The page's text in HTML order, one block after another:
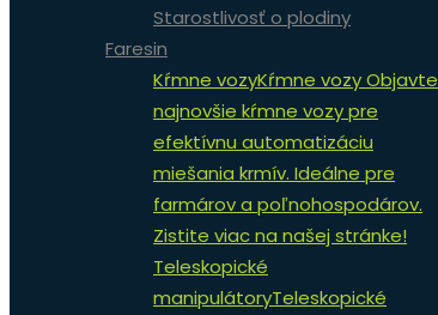
Starostlivosť o plodiny
Faresin
Kŕmne vozyKŕmne vozy Objavte
najnovšie kŕmne vozy pre
efektívnu automatizáciu
miešania krmív. Ideálne pre
farmárov a poľnohospodárov.
Zistite viac na našej stránke!
Teleskopické
manipulátoryTeleskopické